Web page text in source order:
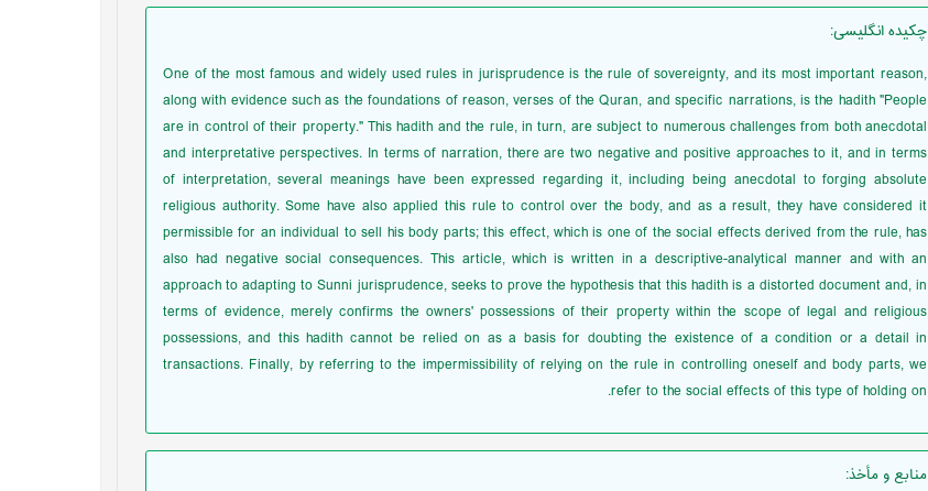
چکیده انگلیسی:
One of the most famous and widely used rules in jurisprudence is the rule of sovereignty, and its most important reason,
along with evidence such as the foundations of reason, verses of the Quran, and specific narrations, is the hadith "People
are in control of their property." This hadith and the rule, in turn, are subject to numerous challenges from both anecdotal
and interpretative perspectives. In terms of narration, there are two negative and positive approaches to it, and in terms
of interpretation, several meanings have been expressed regarding it, including being anecdotal to forging absolute
religious authority. Some have also applied this rule to control over the body, and as a result, they have considered it
permissible for an individual to sell his body parts; this effect, which is one of the social effects derived from the rule, has
also had negative social consequences. This article, which is written in a descriptive-analytical manner and with an
approach to adapting to Sunni jurisprudence, seeks to prove the hypothesis that this hadith is a distorted document and, in
terms of evidence, merely confirms the owners' possessions of their property within the scope of legal and religious
possessions, and this hadith cannot be relied on as a basis for doubting the existence of a condition or a detail in
transactions. Finally, by referring to the impermissibility of relying on the rule in controlling oneself and body parts, we
refer to the social effects of this type of holding on.
منابع و مأخذ: